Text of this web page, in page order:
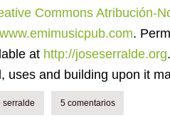
Commons Atribución-
www.emimusicpub.com.
at http://joseserralde.org
uses and building upon it
improvisación sobre "over the rainbow"
serralde 5 comentarios